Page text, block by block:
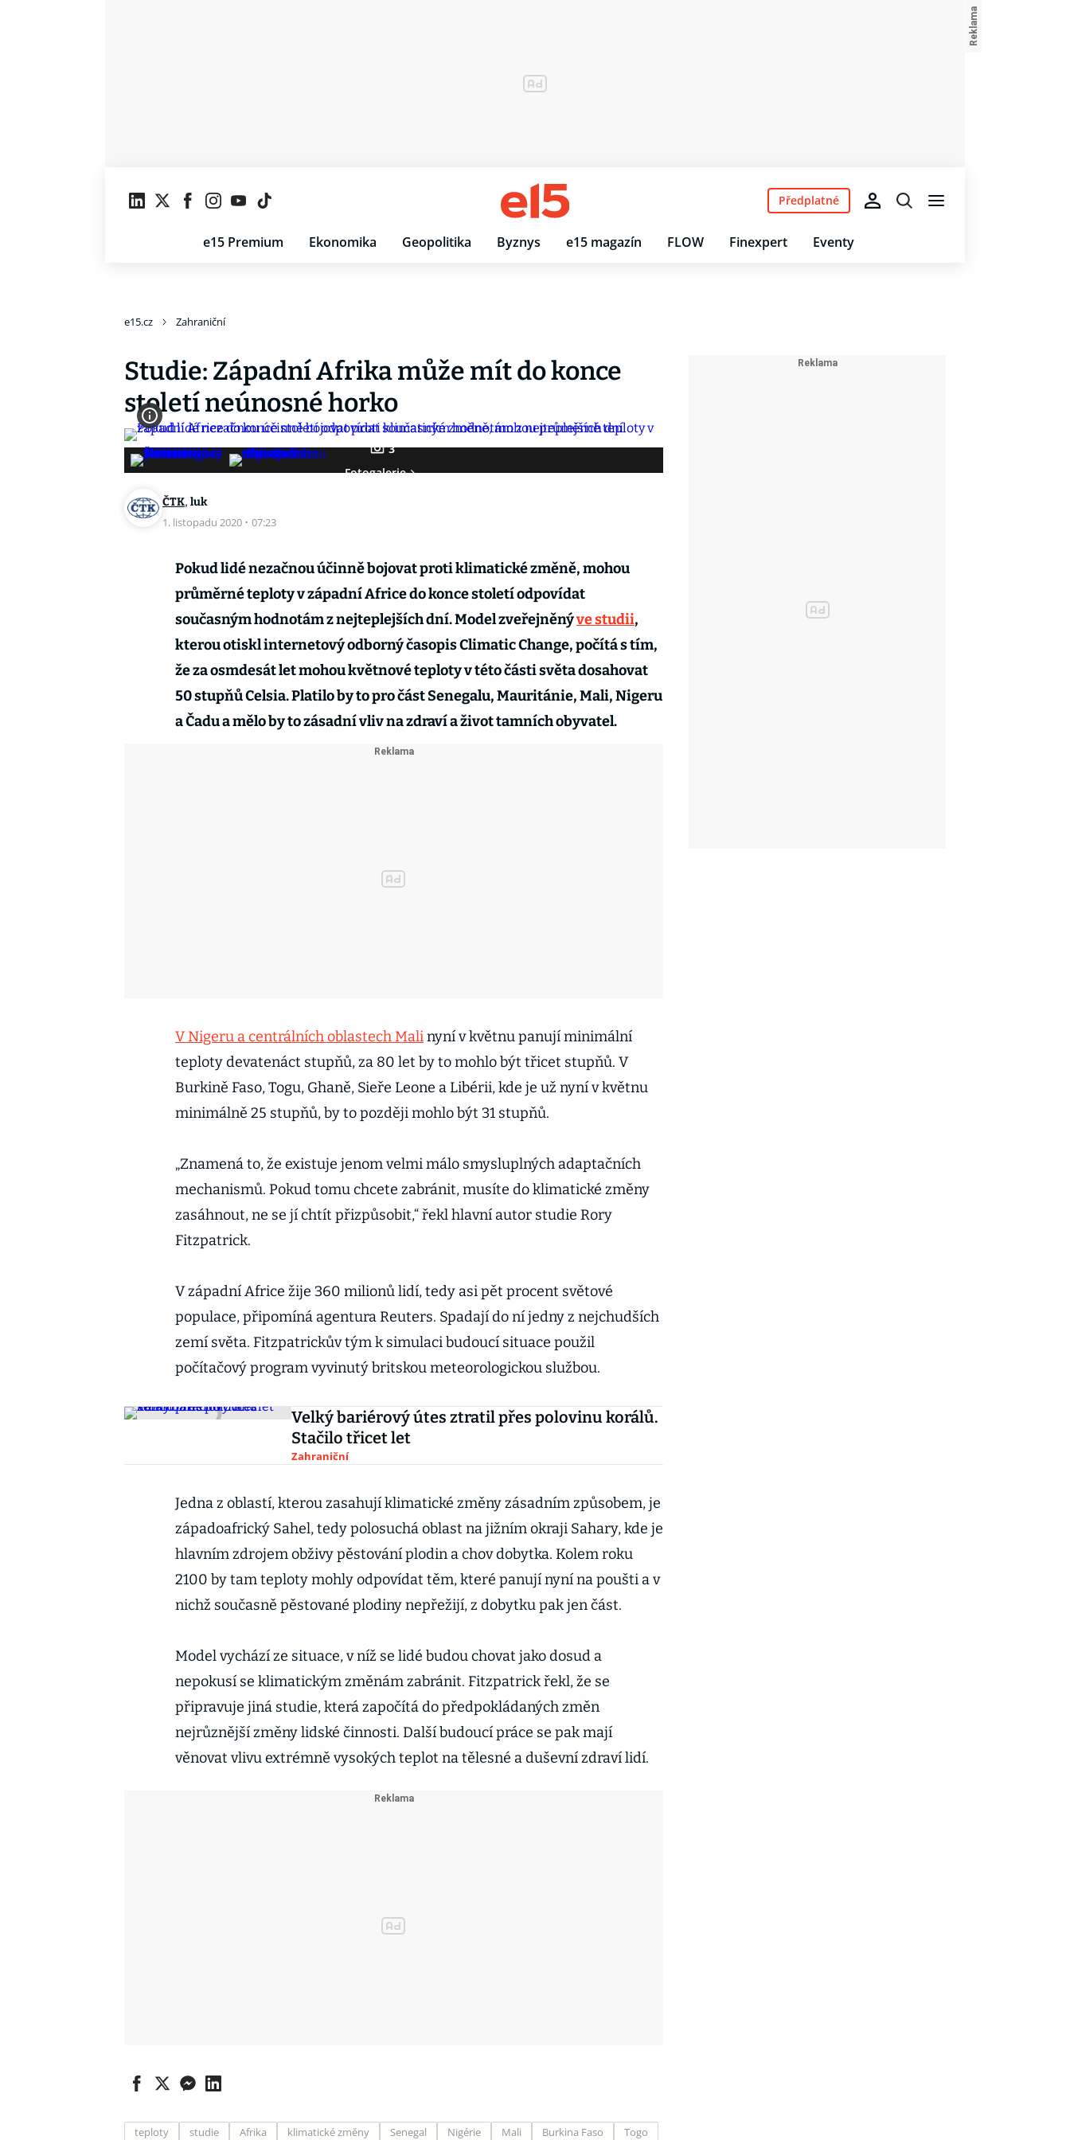
e15 Premium Ekonomika Geopolitika Byznys e15 magazín FLOW Finexpert Eventy
Předplatné
e15.cz Zahraniční
Studie: Západní Afrika může mít do konce
století neúnosné horko
3
Fotogalerie
ČTK, luk
1. listopadu 2020 · 07:23
Pokud lidé nezačnou účinně bojovat proti klimatické změně, mohou
průměrné teploty v západní Africe do konce století odpovídat
současným hodnotám z nejteplejších dní. Model zveřejněnýve studii,
kterou otiskl internetový odborný časopis Climatic Change, počítá s tím,
že za osmdesát let mohou květnové teploty v této části světa dosahovat
50 stupňů Celsia. Platilo by to pro část Senegalu, Mauritánie, Mali, Nigeru
a Čadu a mělo by to zásadní vliv na zdraví a život tamních obyvatel.
V Nigeru a centrálních oblastech Malinyní v květnu panují minimální
teploty devatenáct stupňů, za 80 let by to mohlo být třicet stupňů. V
Burkině Faso, Togu, Ghaně, Sieře Leone a Libérii, kde je už nyní v květnu
minimálně 25 stupňů, by to později mohlo být 31 stupňů.
„Znamená to, že existuje jenom velmi málo smysluplných adaptačních
mechanismů. Pokud tomu chcete zabránit, musíte do klimatické změny
zasáhnout, ne se jí chtít přizpůsobit,“ řekl hlavní autor studie Rory
Fitzpatrick.
V západní Africe žije 360 milionů lidí, tedy asi pět procent světové
populace, připomíná agentura Reuters. Spadají do ní jedny z nejchudších
zemí světa. Fitzpatrickův tým k simulaci budoucí situace použil
počítačový program vyvinutý britskou meteorologickou službou.
Velký bariérový útes ztratil přes polovinu korálů.
Stačilo třicet let
Zahraniční
Jedna z oblastí, kterou zasahují klimatické změny zásadním způsobem, je
západoafrický Sahel, tedy polosuchá oblast na jižním okraji Sahary, kde je
hlavním zdrojem obživy pěstování plodin a chov dobytka. Kolem roku
2100 by tam teploty mohly odpovídat těm, které panují nyní na poušti a v
nichž současně pěstované plodiny nepřežijí, z dobytku pak jen část.
Model vychází ze situace, v níž se lidé budou chovat jako dosud a
nepokusí se klimatickým změnám zabránit. Fitzpatrick řekl, že se
připravuje jiná studie, která započítá do předpokládaných změn
nejrůznější změny lidské činnosti. Další budoucí práce se pak mají
věnovat vlivu extrémně vysokých teplot na tělesné a duševní zdraví lidí.
teploty studie Afrika klimatické změny Senegal Nigérie Mali Burkina Faso
Togo